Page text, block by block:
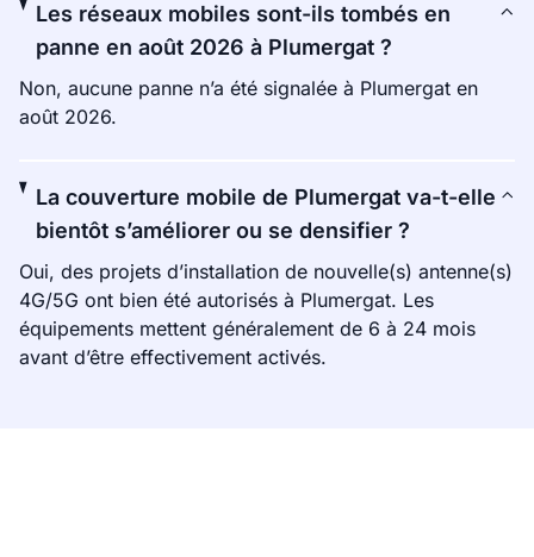
Les réseaux mobiles sont-ils tombés en
panne en août 2026 à Plumergat ?
Non, aucune panne n’a été signalée à Plumergat en
août 2026.
La couverture mobile de Plumergat va-t-elle
bientôt s’améliorer ou se densifier ?
Oui, des projets d’installation de nouvelle(s) antenne(s)
4G/5G ont bien été autorisés à Plumergat. Les
équipements mettent généralement de 6 à 24 mois
avant d’être effectivement activés.